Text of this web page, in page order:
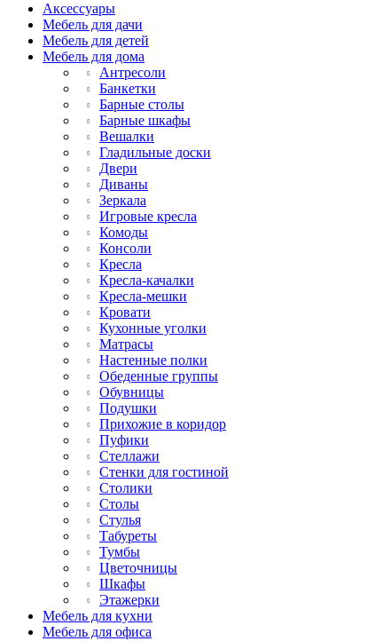
Аксессуары
Мебель для дачи
Мебель для детей
Мебель для дома
Антресоли
Банкетки
Барные столы
Барные шкафы
Вешалки
Гладильные доски
Двери
Диваны
Зеркала
Игровые кресла
Комоды
Консоли
Кресла
Кресла-качалки
Кресла-мешки
Кровати
Кухонные уголки
Матрасы
Настенные полки
Обеденные группы
Обувницы
Подушки
Прихожие в коридор
Пуфики
Стеллажи
Стенки для гостиной
Столики
Столы
Стулья
Табуреты
Тумбы
Цветочницы
Шкафы
Этажерки
Мебель для кухни
Мебель для офиса